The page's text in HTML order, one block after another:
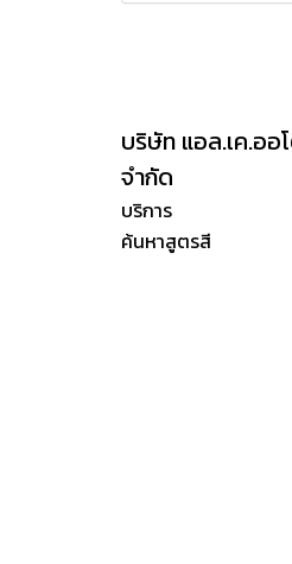
บริษัท แอล.เค.ออ
จำกัด
บริการ
ค้นหาสูตรสี